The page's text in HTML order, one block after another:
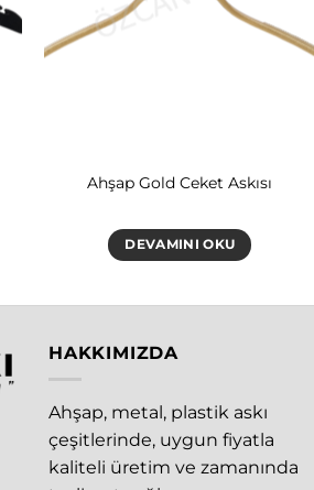
Ahşap Gold Ceket Askısı
DEVAMINI OKU
HAKKIMIZDA
Ahşap, metal, plastik askı
çeşitlerinde, uygun fiyatla
kaliteli üretim ve zamanında